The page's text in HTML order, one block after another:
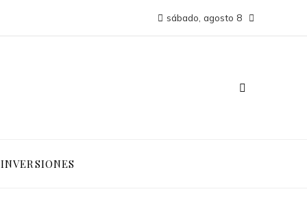
sábado, agosto 8
INVERSIONES